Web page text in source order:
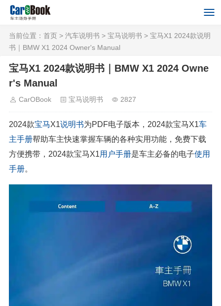
当前位置： 首页 > 汽车说明书 > 宝马说明书 > 宝马X1 2024款说明
书｜BMW X1 2024 Owner's Manual
宝马X1 2024款说明书｜BMW X1 2024 Owne
r's Manual
CarOBook 宝马说明书 2827
2024款宝马X1说明书为PDF电子版本，2024款宝马X1车
主手册帮助车主快速掌握车辆的各种实用功能，免费下载
方便携带，2024款宝马X1用户手册是车主必备的电子使用
手册。